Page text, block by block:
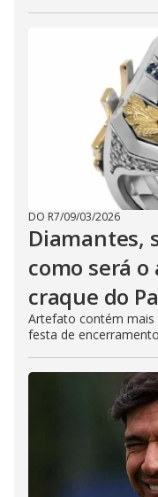
DO R7/09/03/2026
Diamantes,
como será
craque do
Artefato contém mais
festa de